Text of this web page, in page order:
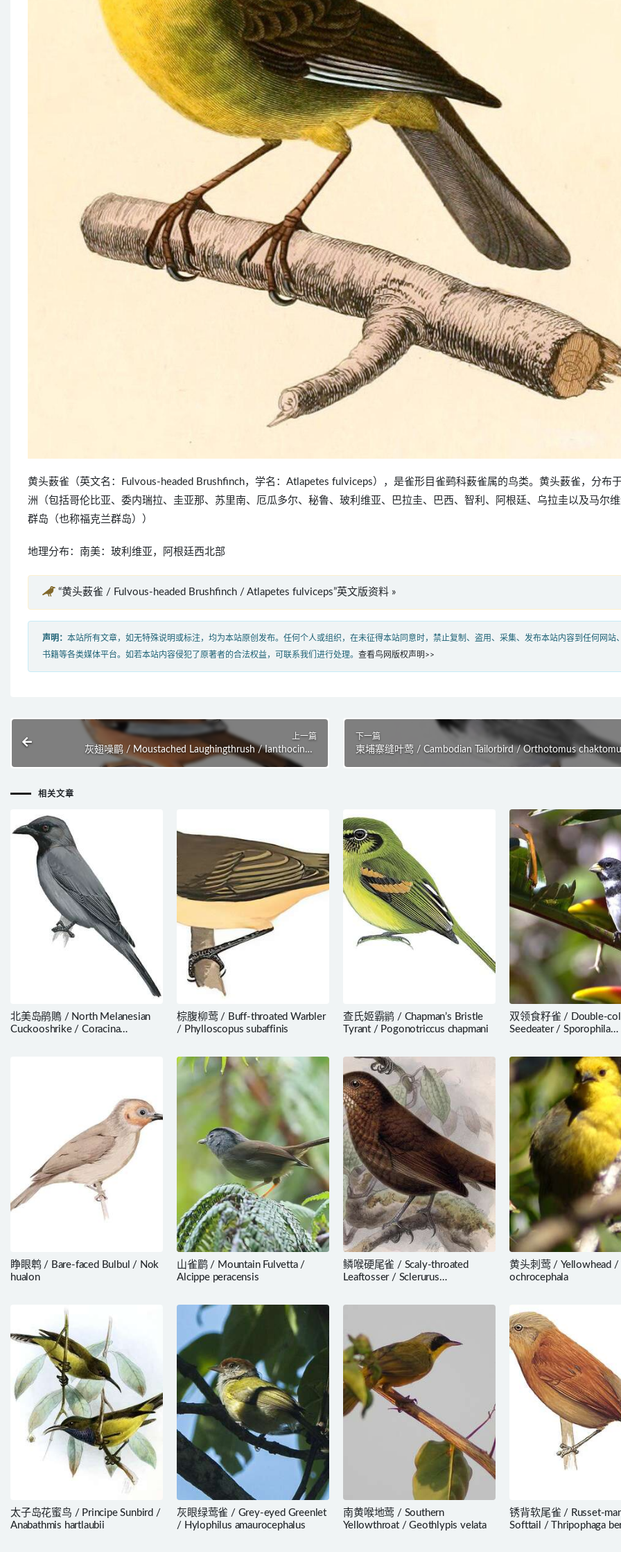
黄头薮雀（英文名：Fulvous-headed Brushfinch，学名：Atlapetes fulviceps），是雀形目雀鹀科薮雀属的鸟类。黄头薮雀，分布
洲（包括哥伦比亚、委内瑞拉、圭亚那、苏里南、厄瓜多尔、秘鲁、玻利维亚、巴拉圭、巴西、智利、阿根廷、乌拉圭以及马尔
群岛（也称福克兰群岛））
地理分布：南美：玻利维亚，阿根廷西北部
“黄头薮雀 / Fulvous-headed Brushfinch / Atlapetes fulviceps”英文版资料 »
声明： 本站所有文章，如无特殊说明或标注，均为本站原创发布。任何个人或组织，在未征得本站同意时，禁止复制、盗用、采集、发布本站内容到任何网站
书籍等各类媒体平台。如若本站内容侵犯了原著者的合法权益，可联系我们进行处理。 查看鸟网版权声明>>
上一篇
灰翅噪鹛 / Moustached Laughingthrush / Ianthocincla
cineracea
下一篇
柬埔寨缝叶莺 / Cambodian Tailorbird / Orthotomus
相关文章
北美岛鹃鵙 / North Melanesian
Cuckooshrike / Coracina
棕腹柳莺 / Buff-throated Warbler
/ Phylloscopus subaffinis
查氏姬霸鹟 / Chapman’s Bristle
Tyrant / Pogonotriccus chapmani
双领食籽雀 / Double-
Seedeater / Sporophila
睁眼鹎 / Bare-faced Bulbul / Nok
hualon
山雀鹛 / Mountain Fulvetta /
Alcippe peracensis
鳞喉硬尾雀 / Scaly-throated
Leaftosser / Sclerurus
黄头刺莺 / Yellowhead /
ochrocephala
太子岛花蜜鸟 / Principe Sunbird /
Anabathmis hartlaubii
灰眼绿莺雀 / Grey-eyed Greenlet
/ Hylophilus amaurocephalus
南黄喉地莺 / Southern
Yellowthroat / Geothlypis velata
锈背软尾雀 / Russet-
Softtail / Thripophaga